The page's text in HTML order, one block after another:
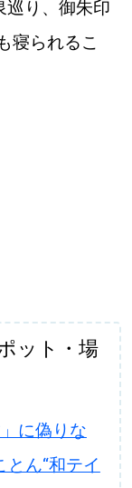
巡り、御朱印
寝られるこ
ット・場
に偽りな
ん“和テイ